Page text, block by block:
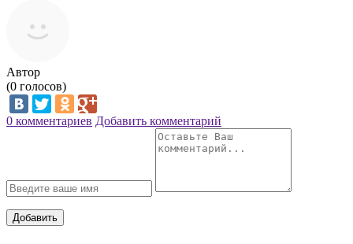
Автор
(0 голосов)
0 комментариев Добавить комментарий
Добавить